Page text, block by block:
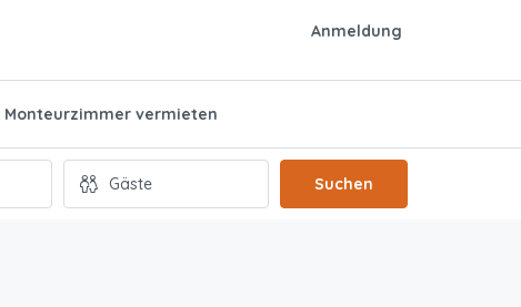
Anmeldung
Monteurzimmer vermieten
Suchen